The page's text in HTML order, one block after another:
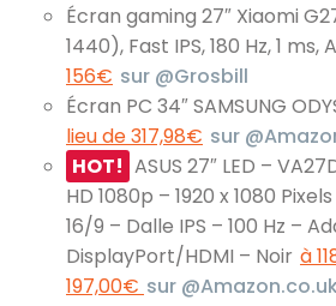
Écran gaming 27″ Xiaomi
1440), Fast IPS, 180 Hz, 1 ms,
156€ sur @Grosbill
Écran PC 34″ SAMSUNG
lieu de 317,98€ sur
HOT! ASUS 27″ LED –
HD 1080p – 1920 x 1080
16/9 – Dalle IPS – 100 Hz –
DisplayPort/HDMI – Noir à
197,00€ sur @Amazon.co.uk